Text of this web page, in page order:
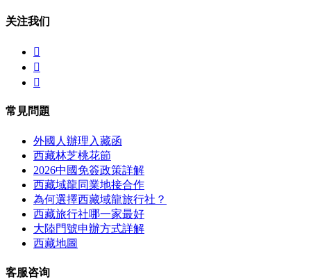
关注我们



常見問題
外國人辦理入藏函
西藏林芝桃花節
2026中國免簽政策詳解
西藏域龍同業地接合作
為何選擇西藏域龍旅行社？
西藏旅行社哪一家最好
大陸門號申辦方式詳解
西藏地圖
客服咨询